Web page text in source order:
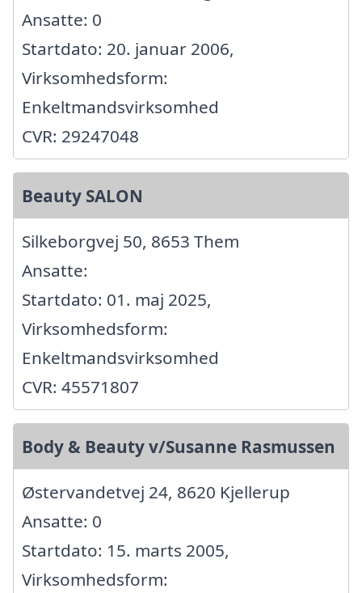
Ansatte: 0
Startdato: 20. januar 2006,
Virksomhedsform:
Enkeltmandsvirksomhed
CVR: 29247048
Beauty SALON
Silkeborgvej 50, 8653 Them
Ansatte:
Startdato: 01. maj 2025,
Virksomhedsform:
Enkeltmandsvirksomhed
CVR: 45571807
Body & Beauty v/Susanne Rasmussen
Østervandetvej 24, 8620 Kjellerup
Ansatte: 0
Startdato: 15. marts 2005,
Virksomhedsform: